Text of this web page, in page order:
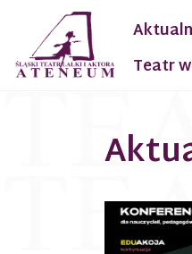
Teatr